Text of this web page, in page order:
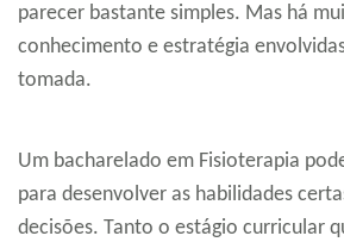
parecer bastante simples. Mas há
conhecimento e estratégia
tomada.
Um bacharelado em Fisioterapia
para desenvolver as habilidades
decisões. Tanto o estágio curricular